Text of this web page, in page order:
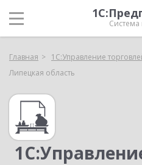
Главная 1С:Управление
Липецкая область